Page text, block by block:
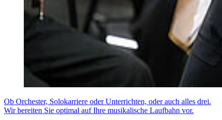
Ob Orchester, Solokarriere oder Unterrichten, oder auch alles drei.
Wir bereiten Sie optimal auf Ihre musikalische Laufbahn vor.